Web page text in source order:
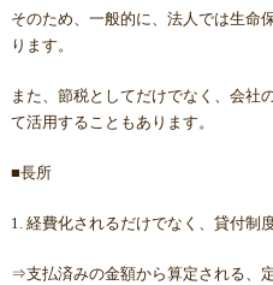
そのため、一般的に、法人では生命
ります。
また、節税としてだけでなく、会社
て活用することもあります。
■長所
1. 経費化されるだけでなく、貸付制
⇒支払済みの金額から算定される、